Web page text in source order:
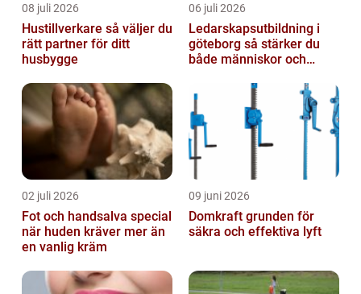
08 juli 2026
Hustillverkare så väljer du
rätt partner för ditt
husbygge
06 juli 2026
Ledarskapsutbildning i
göteborg så stärker du
både människor och
02 juli 2026
Fot och handsalva special
när huden kräver mer än
en vanlig kräm
09 juni 2026
Domkraft grunden för
säkra och effektiva lyft